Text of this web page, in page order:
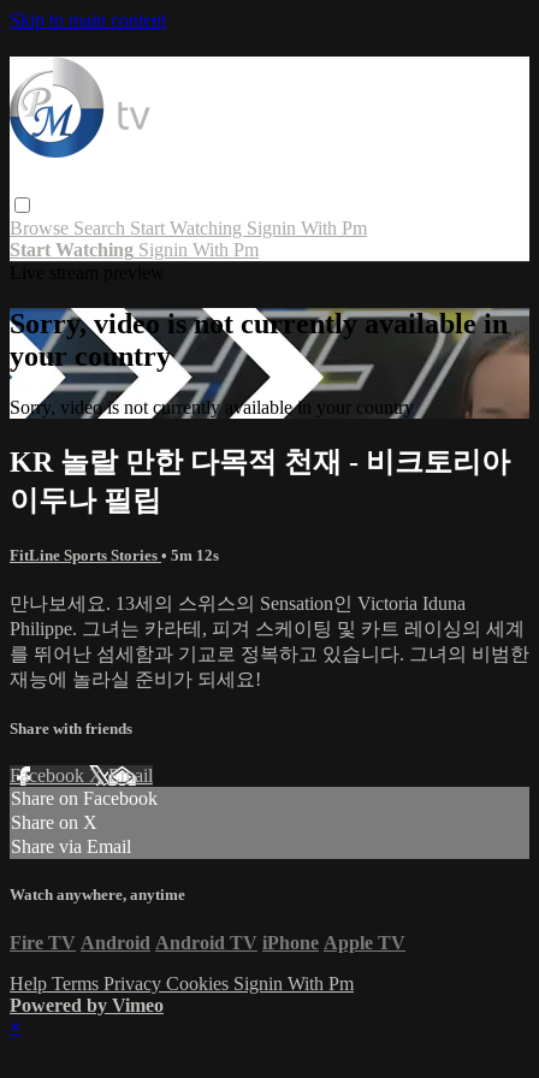
Skip to main content
Browse Search Start Watching Signin With Pm
Start Watching Signin With Pm
Sorry, video is not currently available in
your country
Sorry, video is not currently available in your country
KR 놀랄 만한 다목적 천재 - 비크토리아
이두나 필립
FitLine Sports Stories • 5m 12s
만나보세요. 13세의 스위스의 Sensation인 Victoria Iduna
Philippe. 그녀는 카라테, 피겨 스케이팅 및 카트 레이싱의 세계
를 뛰어난 섬세함과 기교로 정복하고 있습니다. 그녀의 비범한
재능에 놀라실 준비가 되세요!
Share with friends
Facebook XEmail
Share on Facebook
Share on X
Share via Email
Watch anywhere, anytime
Fire TV Android Android TV iPhone Apple TV
Help Terms Privacy Cookies Signin With Pm
Powered by Vimeo
×